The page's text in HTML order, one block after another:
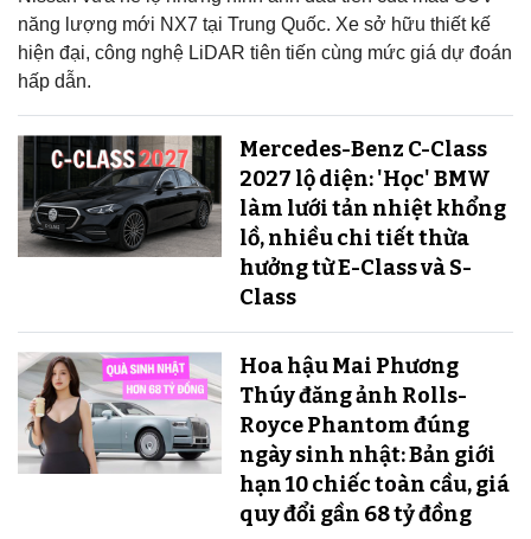
năng lượng mới NX7 tại Trung Quốc. Xe sở hữu thiết kế
hiện đại, công nghệ LiDAR tiên tiến cùng mức giá dự đoán
hấp dẫn.
Mercedes-Benz C-Class
2027 lộ diện: 'Học' BMW
làm lưới tản nhiệt khổng
lồ, nhiều chi tiết thừa
hưởng từ E-Class và S-
Class
Hoa hậu Mai Phương
Thúy đăng ảnh Rolls-
Royce Phantom đúng
ngày sinh nhật: Bản giới
hạn 10 chiếc toàn cầu, giá
quy đổi gần 68 tỷ đồng